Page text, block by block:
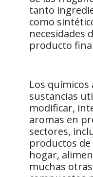
tanto
como
necesidades
producto
Los
sustancias
modificar,
aromas en
sectores,
productos
hogar,
muchas